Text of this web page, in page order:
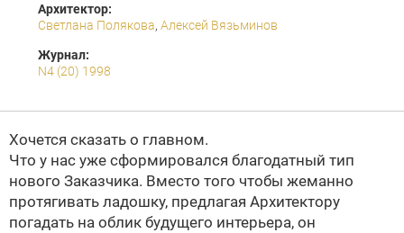
Архитектор:
Светлана Полякова, Алексей Вязьминов
Журнал:
N4 (20) 1998
Хочется сказать о главном.
Что у нас уже сформировался благодатный тип
нового Заказчика. Вместо того чтобы жеманно
протягивать ладошку, предлагая Архитектору
погадать на облик будущего интерьера, он